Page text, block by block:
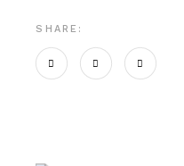
SHARE: